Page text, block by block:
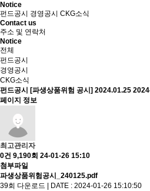
Notice
펀드공시
경영공시 CKG소식
Contact us
주소 및 연락처
Notice
전체
펀드공시
경영공시
CKG소식
펀드공시
[파생상품위험 공시] 2024.01.25
페이지 정보
최고관리자
0건 9,190회 24-01-26 15:10
첨부파일
파생상품위험공시_240125.pdf
39회 다운로드 | DATE : 2024-01-26 15:10:50